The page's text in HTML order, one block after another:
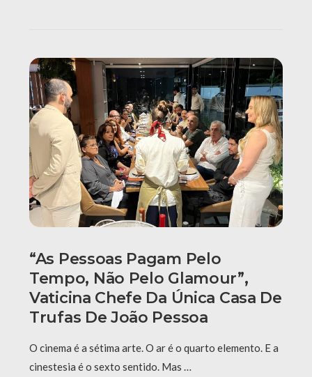
“As Pessoas Pagam Pelo
Tempo, Não Pelo Glamour”,
Vaticina Chefe Da Única Casa De
Trufas De João Pessoa
O cinema é a sétima arte. O ar é o quarto elemento. E a
cinestesia é o sexto sentido. Mas …